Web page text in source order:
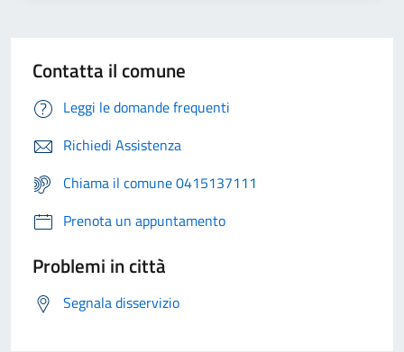
Contatta il comune
Leggi le domande frequenti
Richiedi Assistenza
Chiama il comune 0415137111
Prenota un appuntamento
Problemi in città
Segnala disservizio